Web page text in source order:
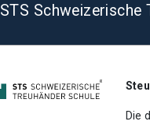
STS Schweizerische
Die